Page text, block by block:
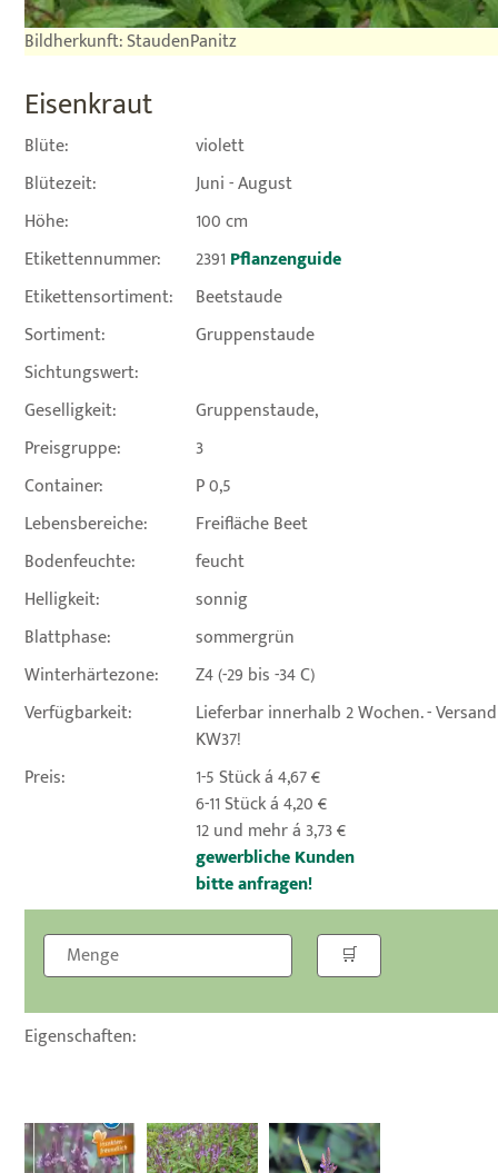
Bildherkunft: StaudenPanitz
Eisenkraut
Blüte:
violett
Blütezeit:
Juni - August
Höhe:
100 cm
Etikettennummer:
2391 Pflanzenguide
Etikettensortiment:
Beetstaude
Sortiment:
Gruppenstaude
Sichtungswert:
Geselligkeit:
Gruppenstaude,
Preisgruppe:
3
Container:
P 0,5
Lebensbereiche:
Freifläche Beet
Bodenfeuchte:
feucht
Helligkeit:
sonnig
Blattphase:
sommergrün
Winterhärtezone:
Z4 (-29 bis -34 C)
Verfügbarkeit:
Lieferbar innerhalb 2 Wochen. -
KW37!
Preis:
1-5 Stück á 4,67 €
6-11 Stück á 4,20 €
12 und mehr á 3,73 €
gewerbliche Kunden
bitte anfragen!
Eigenschaften: